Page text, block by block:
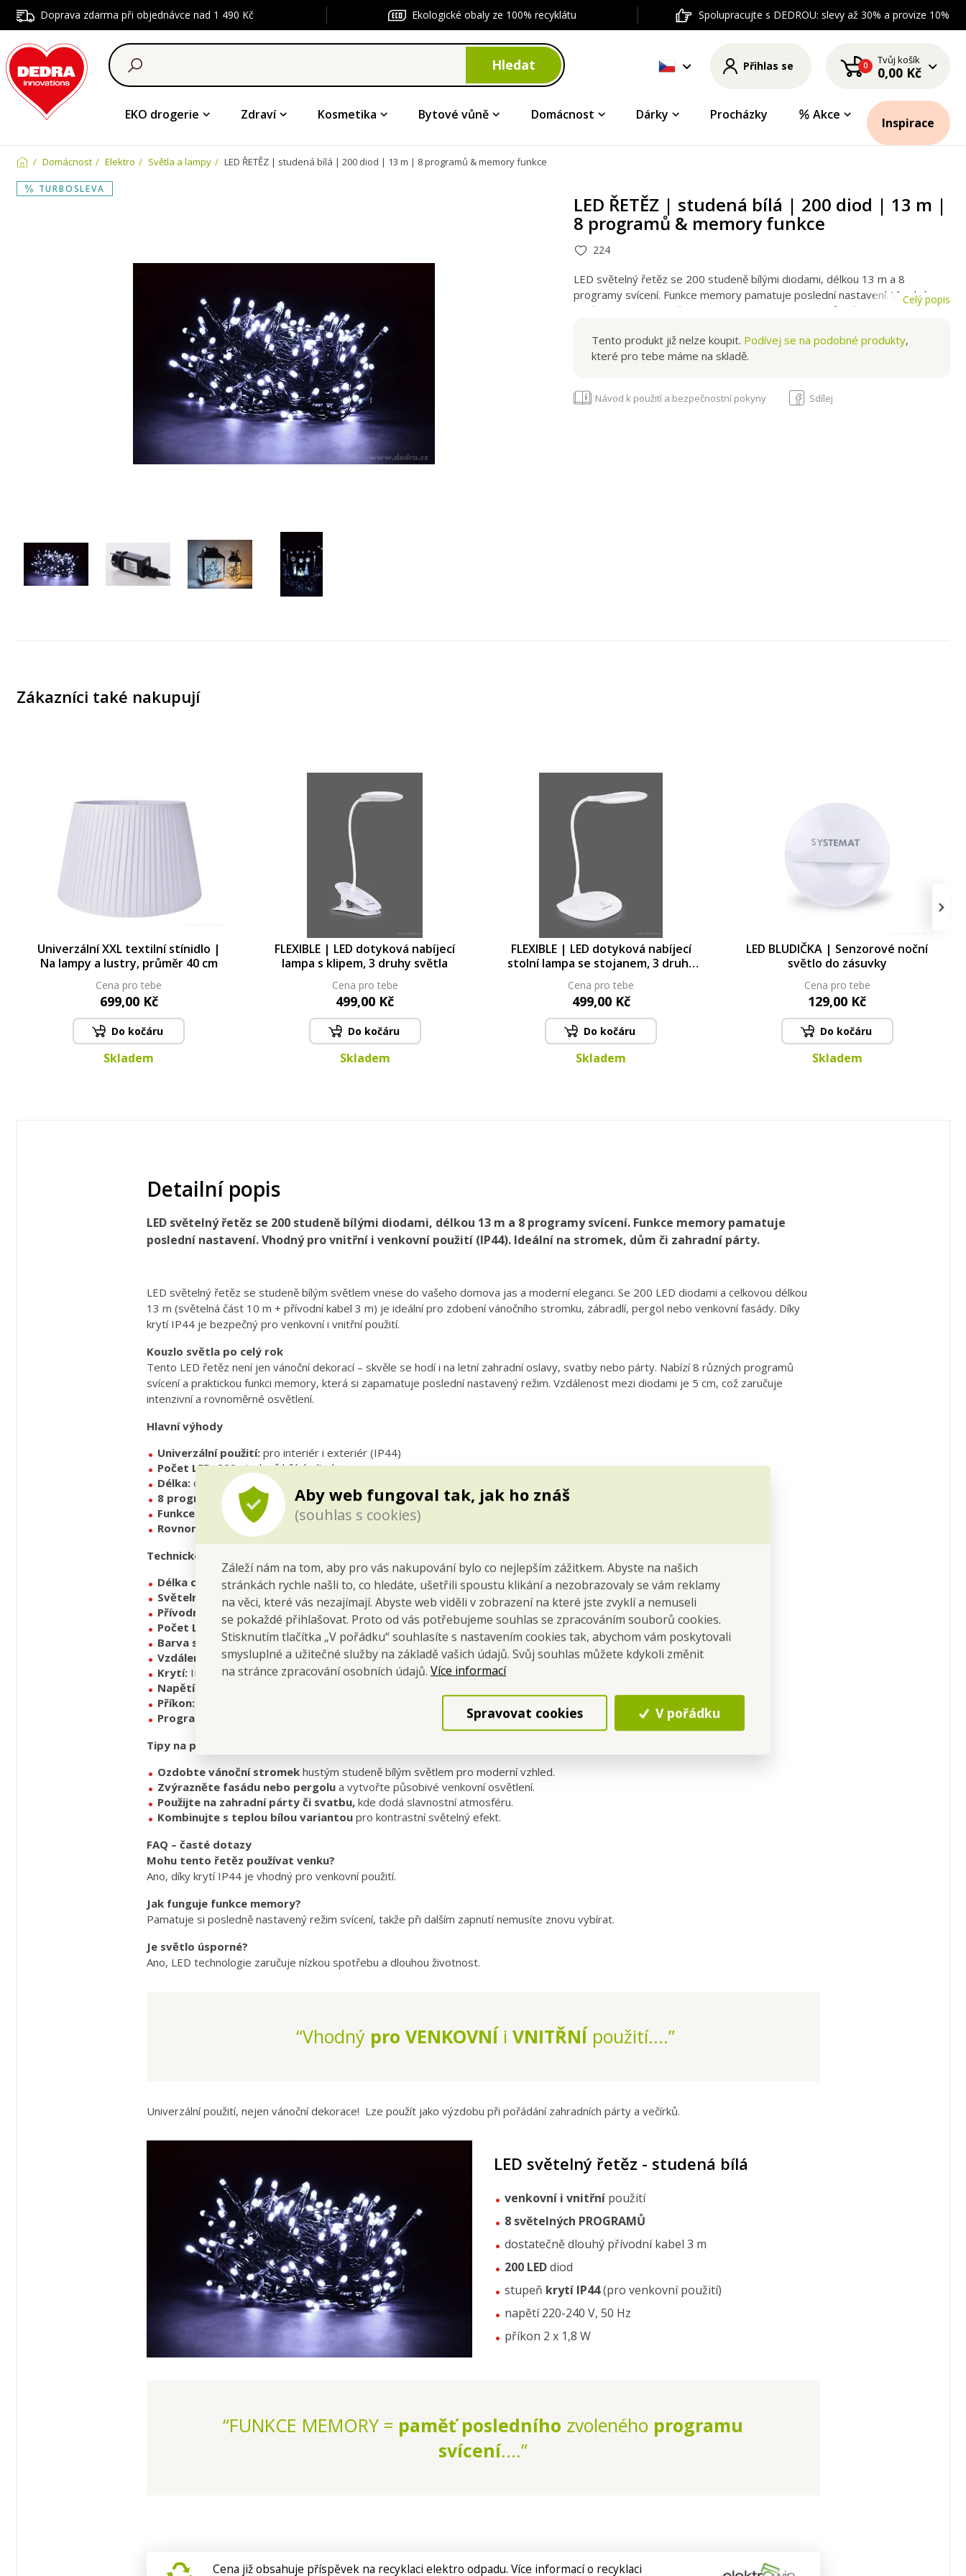
Doprava zdarma při objednávce nad 1 490 Kč Ekologické obaly ze 100% recyklátu Spolupracujte s DEDROU: slevy až 30% a provize 10%
Hledat Přihlas se 0 Tvůj košík
0,00 Kč
EKO drogerie Zdraví Kosmetika Bytové vůně Domácnost Dárky Procházky Akce
Inspirace
Aby web fungoval tak, jak ho znáš
(souhlas s cookies)
Záleží nám na tom, aby pro vás nakupování bylo co nejlepším zážitkem. Abyste na našich
stránkách rychle našli to, co hledáte, ušetřili spoustu klikání a nezobrazovaly se vám reklamy
na věci, které vás nezajímají. Abyste web viděli v zobrazení na které jste zvyklí a nemuseli
se pokaždé přihlašovat. Proto od vás potřebujeme souhlas se zpracováním souborů cookies.
Stisknutím tlačítka „V pořádku“ souhlasíte s nastavením cookies tak, abychom vám poskytovali
smysluplné a užitečné služby na základě vašich údajů. Svůj souhlas můžete kdykoli změnit
na stránce zpracování osobních údajů.Více informací
Spravovat cookies V pořádku
Domácnost Elektro Světla a lampy LED ŘETĚZ | studená bílá | 200 diod | 13 m | 8 programů & memory funkce
TURBOSLEVA
LED ŘETĚZ | studená bílá | 200 diod | 13 m |
8 programů & memory funkce
224
LED světelný řetěz se 200 studeně bílými diodami, délkou 13 m a 8
programy svícení. Funkce memory pamatuje poslední nastavení. Vhodný pro
vnitřní i venkovní použití (IP44). Ideální na stromek, dům či zahradní párty.
Celý popis
Tento produkt již nelze koupit. Podívej se na podobné produkty,
které pro tebe máme na skladě.
Návod k použití a bezpečnostní pokyny Sdílej
Zákazníci také nakupují
Univerzální XXL textilní stínidlo |
Na lampy a lustry, průměr 40 cm
Cena pro tebe
699,00 Kč
Do kočáru
Skladem
FLEXIBLE | LED dotyková nabíjecí
lampa s klipem, 3 druhy světla
Cena pro tebe
499,00 Kč
Do kočáru
Skladem
FLEXIBLE | LED dotyková nabíjecí
stolní lampa se stojanem, 3 druhy
Cena pro tebe
499,00 Kč
Do kočáru
Skladem
LED BLUDIČKA | Senzorové noční
světlo do zásuvky
Cena pro tebe
129,00 Kč
Do kočáru
Skladem
›
Detailní popis
LED světelný řetěz se 200 studeně bílými diodami, délkou 13 m a 8 programy svícení. Funkce memory pamatuje
poslední nastavení. Vhodný pro vnitřní i venkovní použití (IP44). Ideální na stromek, dům či zahradní párty.
LED světelný řetěz se studeně bílým světlem vnese do vašeho domova jas a moderní eleganci. Se 200 LED diodami a celkovou délkou
13 m (světelná část 10 m + přívodní kabel 3 m) je ideální pro zdobení vánočního stromku, zábradlí, pergol nebo venkovní fasády. Díky
krytí IP44 je bezpečný pro venkovní i vnitřní použití.
Kouzlo světla po celý rok
Tento LED řetěz není jen vánoční dekorací – skvěle se hodí i na letní zahradní oslavy, svatby nebo párty. Nabízí 8 různých programů
svícení a praktickou funkci memory, která si zapamatuje poslední nastavený režim. Vzdálenost mezi diodami je 5 cm, což zaručuje
intenzivní a rovnoměrné osvětlení.
Hlavní výhody
Univerzální použití:pro interiér i exteriér (IP44)
Počet LED:200 studeně bílých diod
Délka:celkem 13 m (10 m světelná část + 3 m přívodní kabel)
8 programů svícení: včetně blikání i trvalého svitu
Funkce memory:pamatuje poslední nastavený program
Rovnoměrné světlo:
vzdálenost mezi diodami cca 5 cm
Technické parametry
Délka celkem:cca 13 m
Světelná část:cca 10 m
Přívodní kabel:
cca 3 m
Počet LED diod:200
Barva světla:studená bílá
Vzdálenost mezi LED:cca 5 cm
Krytí:IP44 (venkovní použití)
Napětí:
Příkon:2 × 1,8 W
Programy:
Tipy na použití
Ozdobte vánoční stromekhustým studeně bílým světlem pro moderní vzhled.
Zvýrazněte fasádu nebo pergolua vytvořte působivé venkovní osvětlení.
Použijte na zahradní párty či svatbu,kde dodá slavnostní atmosféru.
Kombinujte s teplou bílou variantoupro kontrastní světelný efekt.
FAQ – časté dotazy
Mohu tento řetěz používat venku?
Ano, díky krytí IP44 je vhodný pro venkovní použití.
Jak funguje funkce memory?
Pamatuje si posledně nastavený režim svícení, takže při dalším zapnutí nemusíte znovu vybírat.
Je světlo úsporné?
Ano, LED technologie zaručuje nízkou spotřebu a dlouhou životnost.
“Vhodný pro VENKOVNÍ i VNITŘNÍ použití....”
Univerzální použití, nejen vánoční dekorace! Lze použít jako výzdobu při pořádání zahradních párty a večírků.
LED světelný řetěz - studená bílá
venkovní i vnitřní použití
8 světelných PROGRAMŮ
dostatečně dlouhý přívodní kabel 3 m
200 LEDdiod
stupeň krytí IP44(pro venkovní použití)
napětí 220-240 V, 50 Hz
příkon 2 x 1,8 W
“FUNKCE MEMORY = paměť posledního zvoleného programu
svícení....”
Cena již obsahuje příspěvek na recyklaci elektro odpadu. Více informací o recyklaci